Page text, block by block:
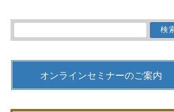
索:
オンラインセミナーのご案内